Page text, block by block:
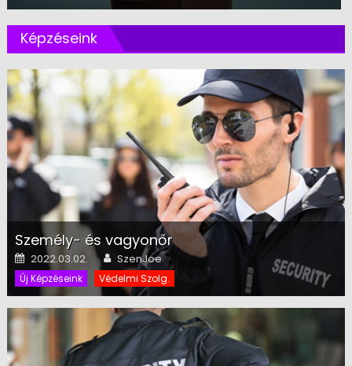
Képzéseink
Személy- és vagyonőr
Posted on
2022.03.02. Author
SzenJoe
Új Képzéseink Védelmi Szolg.